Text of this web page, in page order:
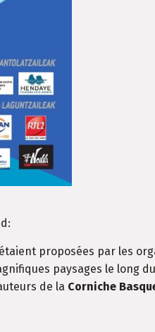
proposées par les
paysages le long
de la Corniche